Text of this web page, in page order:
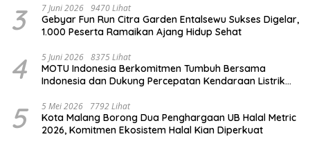
3 7 Juni 2026 9470 Lihat
Gebyar Fun Run Citra Garden Entalsewu Sukses Digelar,
1.000 Peserta Ramaikan Ajang Hidup Sehat
4 5 Juni 2026 8375 Lihat
MOTU Indonesia Berkomitmen Tumbuh Bersama
Indonesia dan Dukung Percepatan Kendaraan Listrik
5 5 Mei 2026 7792 Lihat
Kota Malang Borong Dua Penghargaan UB Halal Metric
2026, Komitmen Ekosistem Halal Kian Diperkuat